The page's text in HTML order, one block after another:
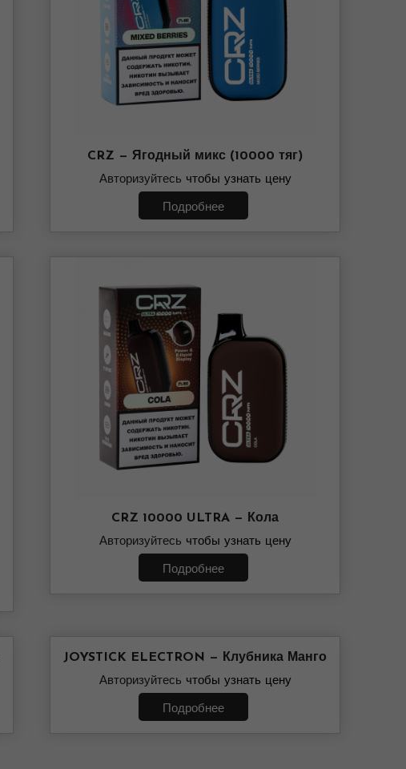
CRZ — Ягодный микс (10000 тяг)
Авторизуйтесь чтобы узнать цену
Подробнее
CRZ 10000 ULTRA — Кола
Авторизуйтесь чтобы узнать цену
Подробнее
JOYSTICK ELECTRON — Клубника Манго
Авторизуйтесь чтобы узнать цену
Подробнее